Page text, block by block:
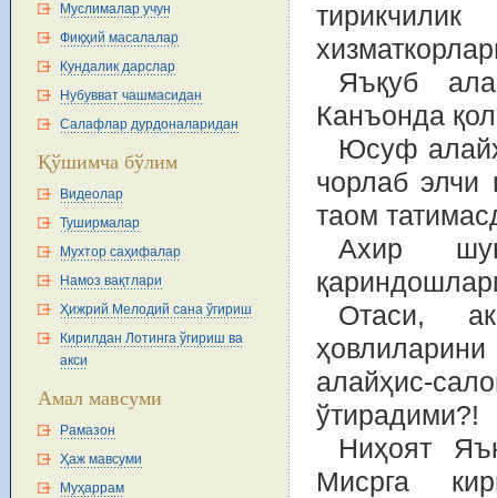
Муслималар учун
Фиқҳий масалалар
Кундалик дарслар
Нубувват чашмасидан
Салафлар дурдоналаридан
Қўшимча бўлим
Видеолар
Туширмалар
Мухтор саҳифалар
Намоз вақтлари
Ҳижрий Мелодий сана ўгириш
Кирилдан Лотинга ўгириш ва
акси
Амал мавсуми
Рамазон
Ҳаж мавсуми
Муҳаррам
Яъқуб
Канъонда
Юсуф
чорлаб элчи
таом
Ахир
Отаси,
алайҳис-
ўтирадими?!
Ниҳоят
Мисрга